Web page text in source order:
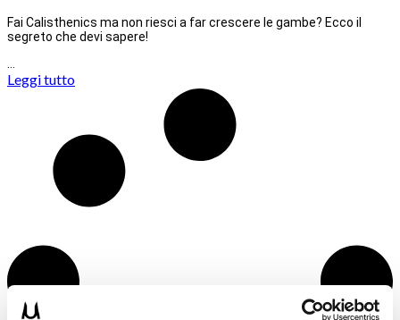
Fai Calisthenics ma non riesci a far crescere le gambe? Ecco il
segreto che devi sapere!
Leggi tutto